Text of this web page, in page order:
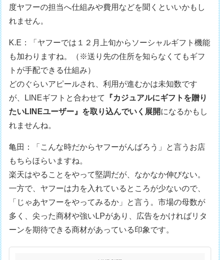
度ヤフーの担当へ仕組みや費用などを聞くといいかもし
れません。
K.E：「ヤフーでは１２月上旬からソーシャルギフト機能
も加わりますね。（※送り先の住所を知らなくてもギフ
トが手配できる仕組み）
どのぐらいアピールされ、利用が進むかは未知数です
が、LINEギフトと合わせて
『カジュアルにギフトを贈り
たいLINEユーザー』を取り込んでいく展開になるかもし
れませんね。
亀田：「こんな時だからヤフーがんばろう」と言うお店
もちらほらいますね。
楽天はやることをやって堅調だが、なかなか伸びない。
一方で、ヤフーは力を入れているところが少ないので、
「じゃあヤフーをやってみるか」と言う。市場の母数が
多く、尖った商材や強いLPがあり、広告をかければリタ
ーンを期待できる商材があっている印象です。